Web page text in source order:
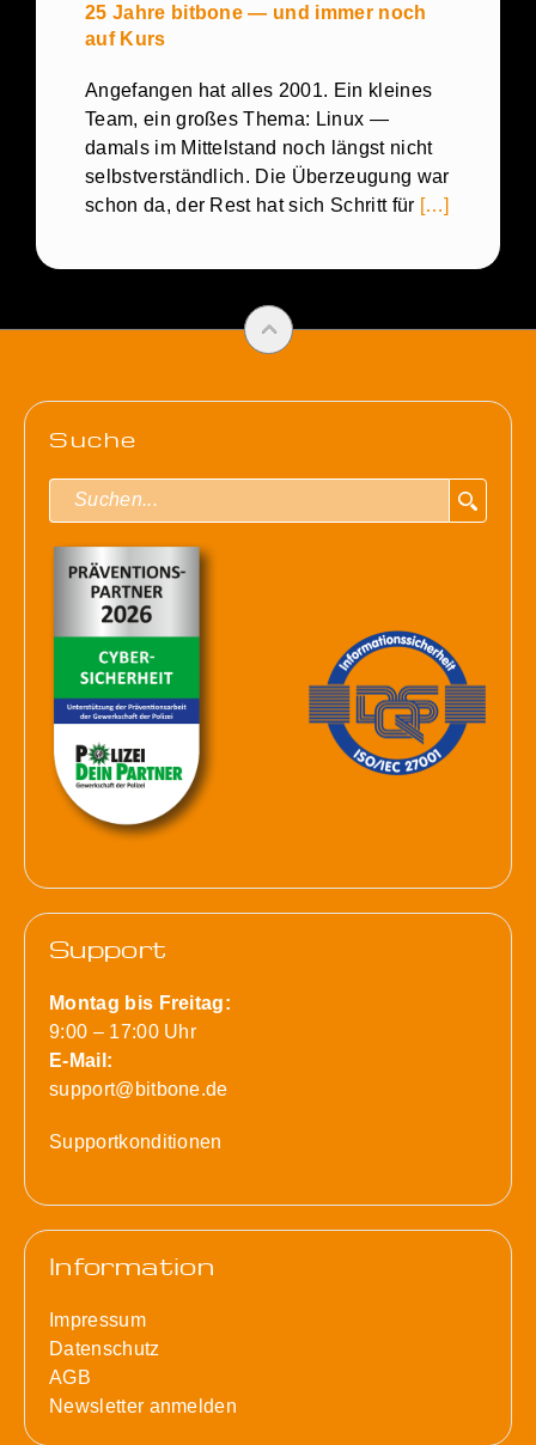
25 Jahre bitbone — und immer noch
auf Kurs
Angefangen hat alles 2001. Ein kleines
Team, ein großes Thema: Linux —
damals im Mittelstand noch längst nicht
selbstverständlich. Die Überzeugung war
schon da, der Rest hat sich Schritt für […]
Suche
Support
Montag bis Freitag:
9:00 – 17:00 Uhr
E-Mail:
support@bitbone.de
Supportkonditionen
Information
Impressum
Datenschutz
AGB
Newsletter anmelden